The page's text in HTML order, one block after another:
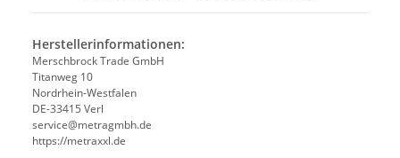
Herstellerinformationen:
Merschbrock Trade GmbH
Titanweg 10
Nordrhein-Westfalen
DE-33415 Verl
service@metragmbh.de
https://metraxxl.de